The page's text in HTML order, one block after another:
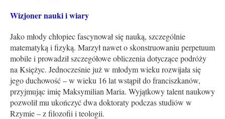
Wizjoner nauki i wiary
Jako młody chłopiec fascynował się nauką, szczególnie
matematyką i fizyką. Marzył nawet o skonstruowaniu perpetuum
mobile i prowadził szczegółowe obliczenia dotyczące podróży
na Księżyc. Jednocześnie już w młodym wieku rozwijała się
jego duchowość – w wieku 16 lat wstąpił do franciszkanów,
przyjmując imię Maksymilian Maria. Wyjątkowy talent naukowy
pozwolił mu ukończyć dwa doktoraty podczas studiów w
Rzymie – z filozofii i teologii.